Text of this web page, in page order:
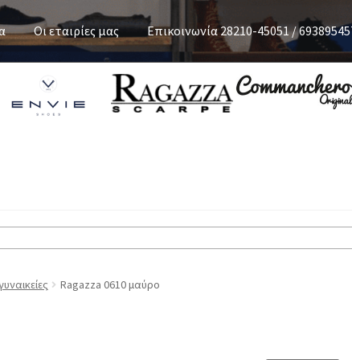
Οι εταιρίες μας Επικοινωνία 28210-45051 /
Ragazza 0610 μαύρο